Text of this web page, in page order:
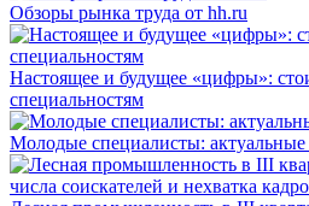
Обзоры рынка труда от hh.ru
Настоящее и будущее «цифры»:
специальностям
Молодые специалисты: актуальные